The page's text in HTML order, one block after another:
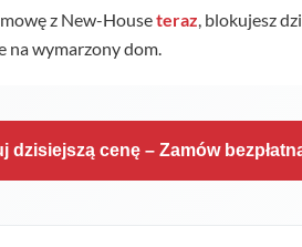
z New-Houseteraz, blokujesz
na wymarzony dom.
dzisiejszą cenę – Zamów